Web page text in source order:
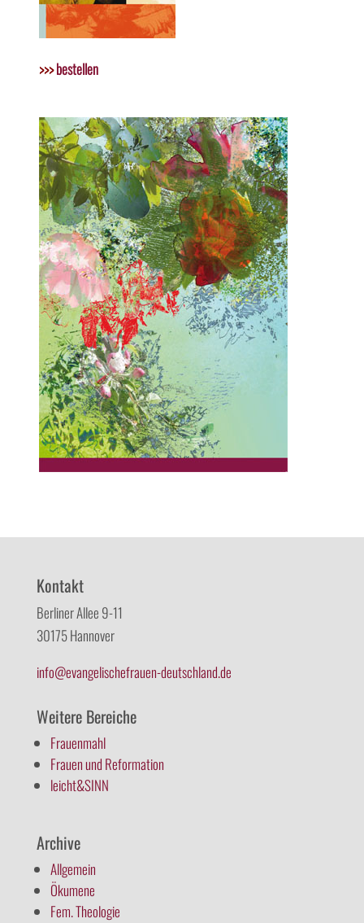
>>>bestellen
Kontakt
Berliner Allee 9-11
30175 Hannover
info@evangelischefrauen-deutschland.de
Weitere Bereiche
Frauenmahl
Frauen und Reformation
leicht&SINN
Archive
Allgemein
Ökumene
Fem. Theologie